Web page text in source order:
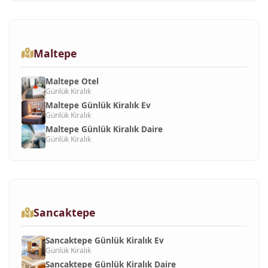
Maltepe
Maltepe Otel
Günlük Kiralık
Maltepe Günlük Kiralık Ev
Günlük Kiralık
Maltepe Günlük Kiralık Daire
Günlük Kiralık
Sancaktepe
Sancaktepe Günlük Kiralık Ev
Günlük Kiralık
Sancaktepe Günlük Kiralık Daire